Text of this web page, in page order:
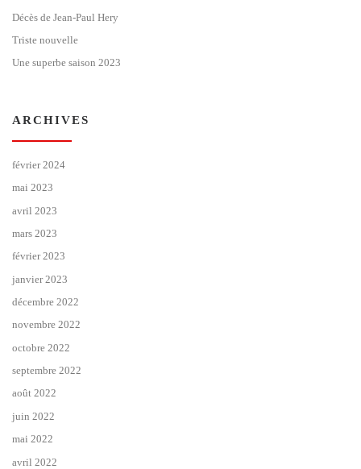
Décès de Jean-Paul Hery
Triste nouvelle
Une superbe saison 2023
ARCHIVES
février 2024
mai 2023
avril 2023
mars 2023
février 2023
janvier 2023
décembre 2022
novembre 2022
octobre 2022
septembre 2022
août 2022
juin 2022
mai 2022
avril 2022